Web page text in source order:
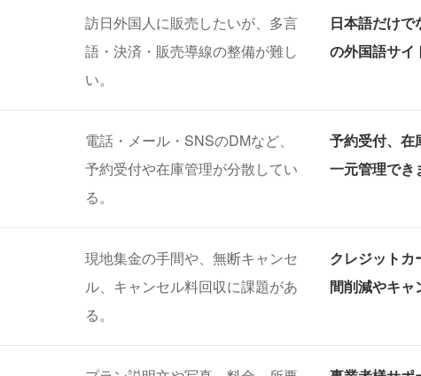
訪日外国人に販売したいが、多言
語・決済・販売導線の整備が難し
い。
日本語だけ
の外国語サイ
電話・メール・SNSのDMなど、
予約受付や在庫管理が分散してい
る。
予約受付、在
一元管理でき
現地集金の手間や、無断キャンセ
ル、キャンセル料回収に課題があ
る。
クレジットカ
間削減やキャ